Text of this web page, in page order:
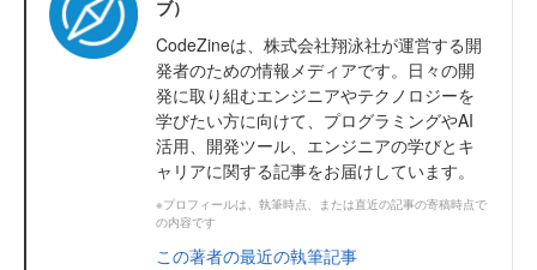
ブ）
CodeZineは、株式会社翔泳社が運営する開
発者のための情報メディアです。日々の開
発に取り組むエンジニアやテクノロジーを
学びたい方に向けて、プログラミングやAI
活用、開発ツール、エンジニアの学びとキ
ャリアに関する記事をお届けしています。
※プロフィールは、執筆時点、または直近の記事の寄稿時点で
の内容です
この著者の最近の執筆記事